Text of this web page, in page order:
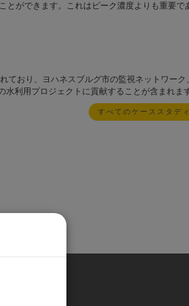
ができます。これはピーク濃度よりも重要で
ており、ヨハネスブルグ市の監視ネットワーク
利用プロジェクトに貢献することが含まれます
すべてのケーススタデ